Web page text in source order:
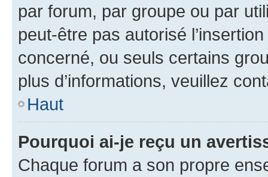
par forum, par groupe ou par
peut-être pas autorisé
concerné, ou seuls certains
plus d’informations, veuillez
Haut
Pourquoi ai-je reçu un
Chaque forum a son propre